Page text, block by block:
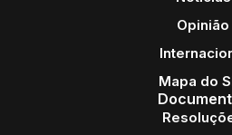
Opinião
Mapa do